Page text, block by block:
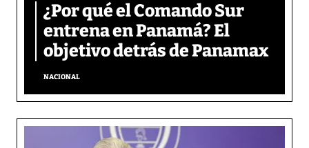
¿Por qué el Comando Sur
entrena en Panamá? El
objetivo detrás de Panamax
NACIONAL